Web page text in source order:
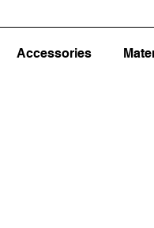
Accessories